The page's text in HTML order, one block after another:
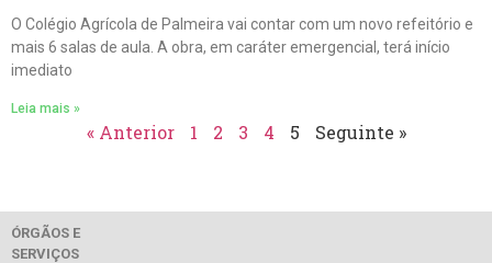
O Colégio Agrícola de Palmeira vai contar com um novo refeitório e
mais 6 salas de aula. A obra, em caráter emergencial, terá início
imediato
Leia mais »
« Anterior 1 2 3 4 5 Seguinte »
ÓRGÃOS E
SERVIÇOS